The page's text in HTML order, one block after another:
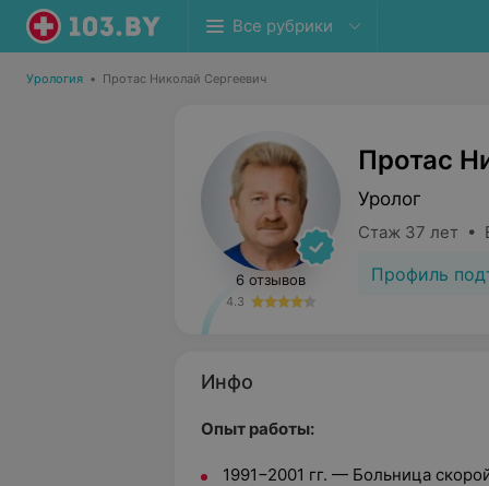
Все рубрики
Урология • Протас Николай Сергеевич
6 отзывов
4.3
Протас
Уролог
Стаж 37 лет •
Профиль
Инфо
Опыт работы:
1991−2001 гг. — Больница